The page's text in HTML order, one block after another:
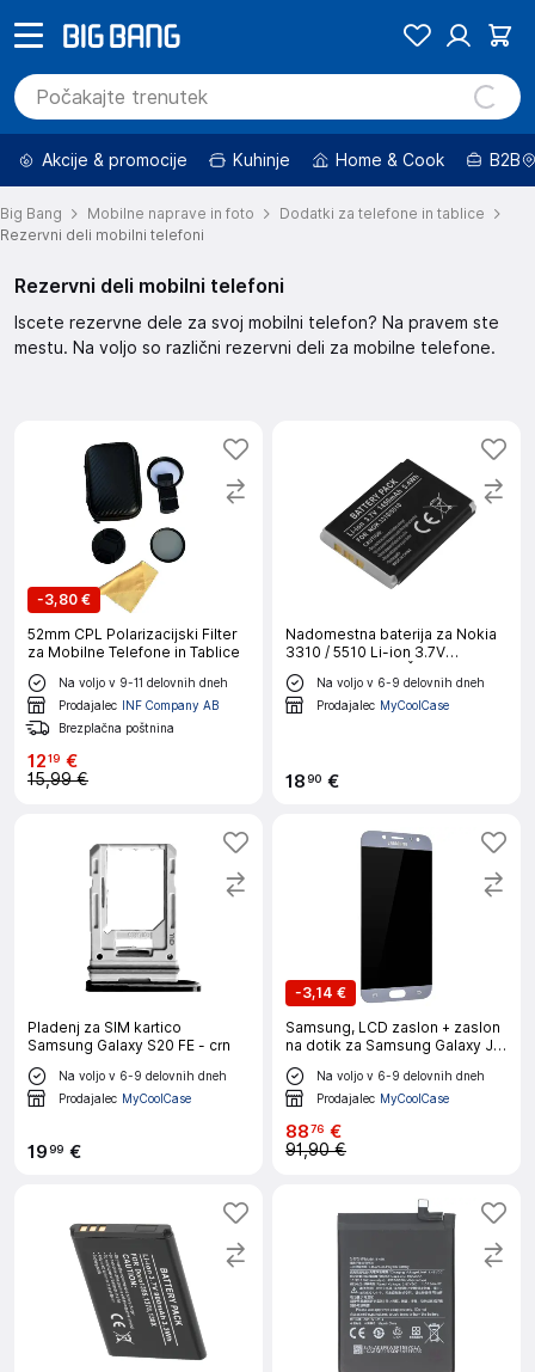
Akcije & promocije Kuhinje Home & Cook B2B
Big Bang Mobilne naprave in foto
Dodatki za telefone in tablice
Rezervni deli mobilni telefoni
Rezervni deli mobilni telefoni
Iscete rezervne dele za svoj mobilni telefon? Na pravem ste
mestu. Na voljo so različni rezervni deli za mobilne telefone.
-3,80 €
52mm CPL Polarizacijski Filter
za Mobilne Telefone in Tablice
Na voljo v 9-11 delovnih dneh
Prodajalec INF Company AB
Brezplačna poštnina
1219 €
15,99 €
Nadomestna baterija za Nokia
3310 / 5510 Li-ion 3.7V
1450mAh 5.4Wh, Črna
Na voljo v 6-9 delovnih dneh
Prodajalec MyCoolCase
1890 €
Pladenj za SIM kartico
Samsung Galaxy S20 FE - crn
Na voljo v 6-9 delovnih dneh
Prodajalec MyCoolCase
1999 €
-3,14 €
Samsung, LCD zaslon + zaslon
na dotik za Samsung Galaxy J7
2017 Izvirni polni blok, Srebrna
Na voljo v 6-9 delovnih dneh
Prodajalec MyCoolCase
8876 €
91,90 €